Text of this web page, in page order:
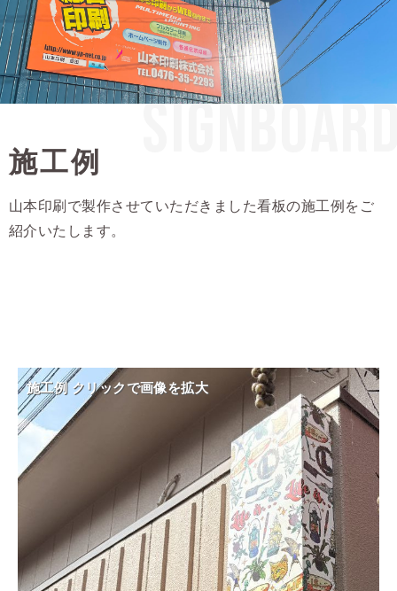
施工例
山本印刷で製作させていただきました看板の施工例をご
紹介いたします。
施工例 クリックで画像を拡大